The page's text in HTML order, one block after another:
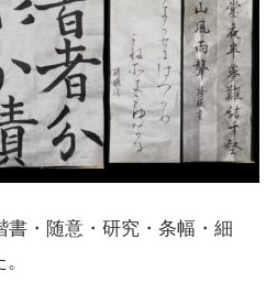
書・随意・研究・条幅・細